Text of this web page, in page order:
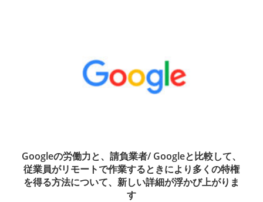
Googleの労働力と、請負業者/ Googleと比較して、
従業員がリモートで作業するときにより多くの特権
を得る方法について、新しい詳細が浮かび上がりま
す